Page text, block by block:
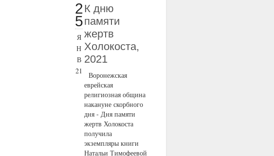
2
5
Я
Н
В
21
К дню
памяти
жертв
Холокоста,
2021
Воронежская
еврейская
религиозная община
накануне скорбного
дня - Дня памяти
жертв Холокоста
получила
экземпляры книги
Натальи Тимофеевой